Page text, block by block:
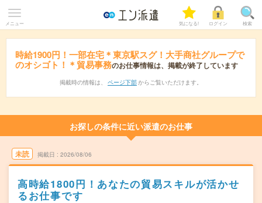
メニュー 気になる! ログイン 検索
時給1900円！一部在宅＊東京駅スグ！大手商社グループで
のオシゴト！＊貿易事務のお仕事情報は、掲載が終了しています
掲載時の情報は、 ページ下部 からご覧いただけます。
お探しの条件に近い派遣のお仕事
未読 掲載日 2026/08/06
高時給1800円！あなたの貿易スキルが活かせ
るお仕事です